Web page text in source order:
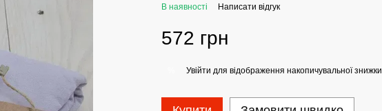
В наявності Написати відгук
572 грн
Увійти для відображення накопичувальної знижки